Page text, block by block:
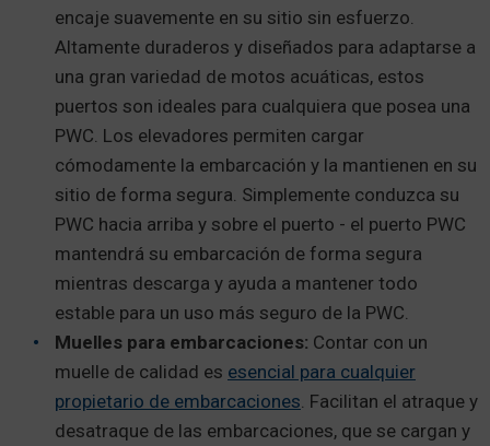
encaje suavemente en su sitio sin esfuerzo.
Altamente duraderos y diseñados para adaptarse a
una gran variedad de motos acuáticas, estos
puertos son ideales para cualquiera que posea una
PWC. Los elevadores permiten cargar
cómodamente la embarcación y la mantienen en su
sitio de forma segura. Simplemente conduzca su
PWC hacia arriba y sobre el puerto - el puerto PWC
mantendrá su embarcación de forma segura
mientras descarga y ayuda a mantener todo
estable para un uso más seguro de la PWC.
Muelles para embarcaciones: Contar con un
muelle de calidad es esencial para cualquier
propietario de embarcaciones. Facilitan el atraque y
desatraque de las embarcaciones, que se cargan y